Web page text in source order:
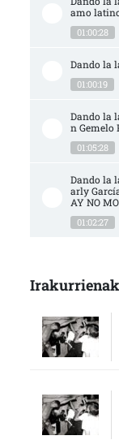
amo
01:00:28
Dando la
01:00:19
Dando la
n Gemelo
01:05:28
Dando la
arly
AY NO
01:02:27
Irakurrienak